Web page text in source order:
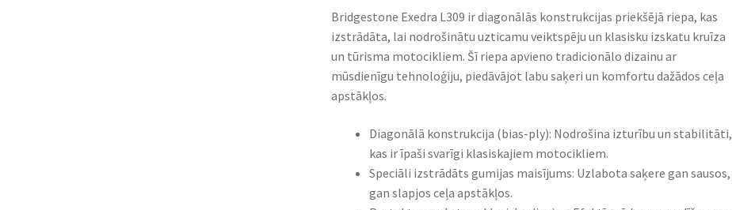
Bridgestone Exedra L309 ir diagonālās konstrukcijas priekšējā riepa, kas
izstrādāta, lai nodrošinātu uzticamu veiktspēju un klasisku izskatu kruīza
un tūrisma motocikliem. Šī riepa apvieno tradicionālo dizainu ar
mūsdienīgu tehnoloģiju, piedāvājot labu saķeri un komfortu dažādos ceļa
apstākļos.​
Diagonālā konstrukcija (bias-ply): Nodrošina izturību un stabilitāti,
kas ir īpaši svarīgi klasiskajiem motocikliem.​
Speciāli izstrādāts gumijas maisījums: Uzlabota saķere gan sausos,
gan slapjos ceļa apstākļos.​